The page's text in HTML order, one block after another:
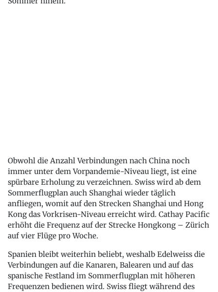
Obwohl die Anzahl Verbindungen nach China noch
immer unter dem Vorpandemie-Niveau liegt, ist eine
spürbare Erholung zu verzeichnen. Swiss wird ab dem
Sommerflugplan auch Shanghai wieder täglich
anfliegen, womit auf den Strecken Shanghai und Hong
Kong das Vorkrisen-Niveau erreicht wird. Cathay Pacific
erhöht die Frequenz auf der Strecke Hongkong – Zürich
auf vier Flüge pro Woche.
Spanien bleibt weiterhin beliebt, weshalb Edelweiss die
Verbindungen auf die Kanaren, Balearen und auf das
spanische Festland im Sommerflugplan mit höheren
Frequenzen bedienen wird. Swiss fliegt während des